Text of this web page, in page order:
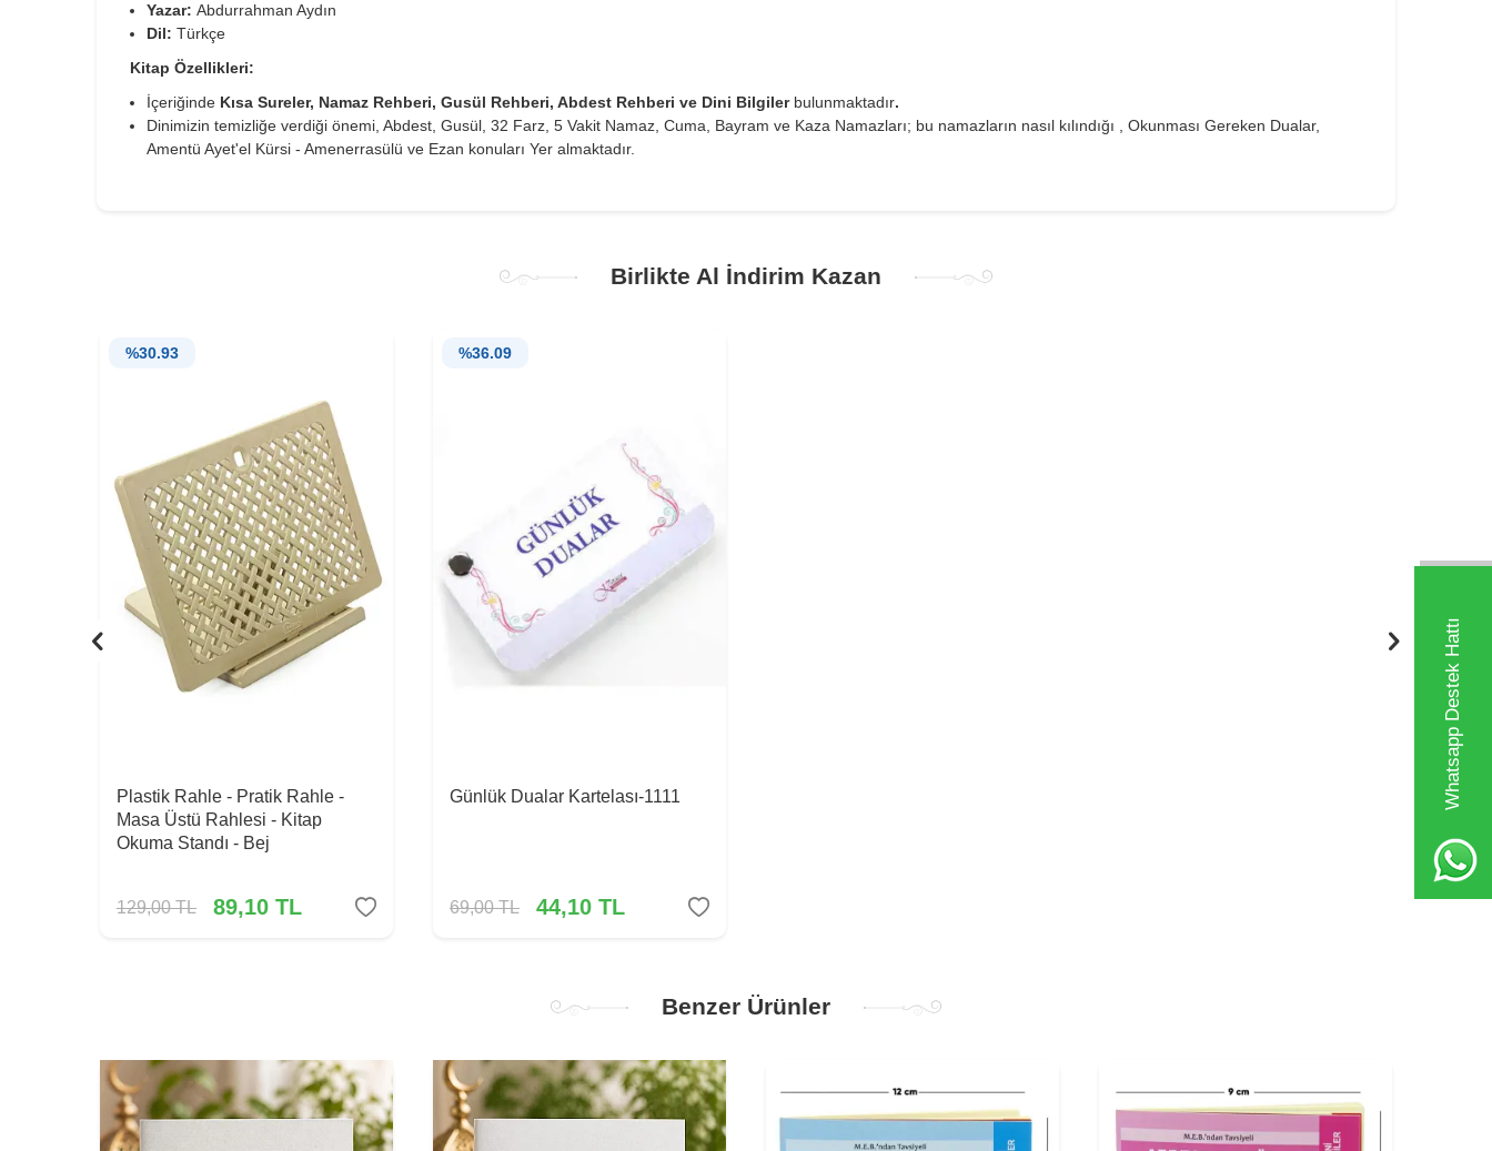
Whatsapp Destek Hattı
Yazar: Abdurrahman Aydın
Dil: Türkçe
Kitap Özellikleri:
İçeriğinde Kısa Sureler, Namaz Rehberi, Gusül Rehberi, Abdest Rehberi ve Dini Bilgiler bulunmaktadır.
Dinimizin temizliğe verdiği önemi, Abdest, Gusül, 32 Farz, 5 Vakit Namaz, Cuma, Bayram ve Kaza Namazları; bu namazların nasıl kılındığı , Okunması Gereken Dualar,
Amentü Ayet'el Kürsi - Amenerrasülü ve Ezan konuları Yer almaktadır.
Birlikte Al İndirim Kazan
%30.93
Plastik Rahle - Pratik Rahle -
Masa Üstü Rahlesi - Kitap
Okuma Standı - Bej
129,00TL 89,10 TL
%36.09
Günlük Dualar Kartelası-1111
69,00TL 44,10 TL
Benzer Ürünler